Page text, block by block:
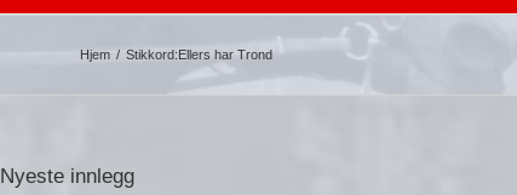
Hjem / Stikkord:Ellers har Trond
Nyeste innlegg